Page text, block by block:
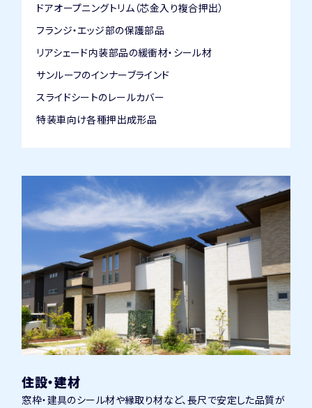
ドアオープニングトリム（芯金入り複合押出）
フランジ・エッジ部の保護部品
リアシェード内装部品の緩衝材・シール材
サンルーフのインナーブラインド
スライドシートのレールカバー
特装車向け各種押出成形品
住設・建材
窓枠・建具のシール材や縁取り材など、長尺で安定した品質が